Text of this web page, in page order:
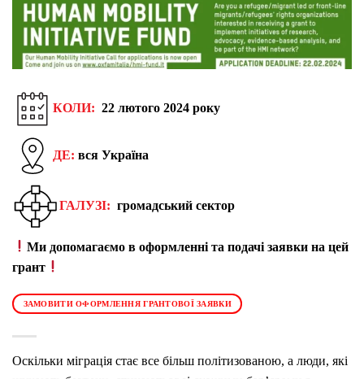
КОЛИ: 22 лютого 2024 року
ДЕ: вся Україна
ГАЛУЗІ: громадський сектор
Ми допомагаємо в оформленні та подачі заявки на цей
грант
ЗАМОВИТИ ОФОРМЛЕННЯ ГРАНТОВОЇ ЗАЯВКИ
Оскільки міграція стає все більш політизованою, а люди, які